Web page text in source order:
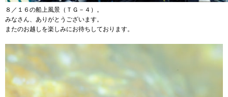
８／１６の船上風景（ＴＧ－４）。
みなさん、ありがとうございます。
またのお越しを楽しみにお待ちしております。